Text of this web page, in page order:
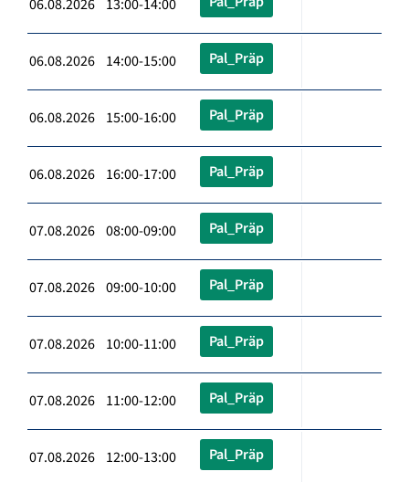
06.08.2026 13:00-14:00
06.08.2026 14:00-15:00 Pal_Präp
06.08.2026 15:00-16:00 Pal_Präp
06.08.2026 16:00-17:00 Pal_Präp
07.08.2026 08:00-09:00 Pal_Präp
07.08.2026 09:00-10:00 Pal_Präp
07.08.2026 10:00-11:00 Pal_Präp
07.08.2026 11:00-12:00 Pal_Präp
07.08.2026 12:00-13:00 Pal_Präp